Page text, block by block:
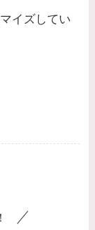
イズしてい